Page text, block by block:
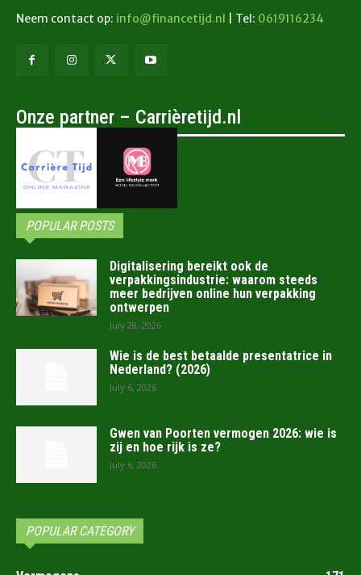
Neem contact op: info@financetijd.nl | Tel: 0619116234
Onze partner – Carrièretijd.nl
POPULAR POSTS
Digitalisering bereikt ook de
verpakkingsindustrie: waarom steeds
meer bedrijven online hun verpakking
ontwerpen
July 28, 2026
Wie is de best betaalde presentatrice in
Nederland? (2026)
July 6, 2026
Gwen van Poorten vermogen 2026: wie is
zij en hoe rijk is ze?
July 6, 2026
POPULAR CATEGORY